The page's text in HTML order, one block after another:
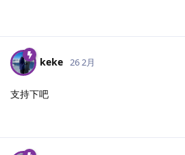
keke 26 2月
支持下吧